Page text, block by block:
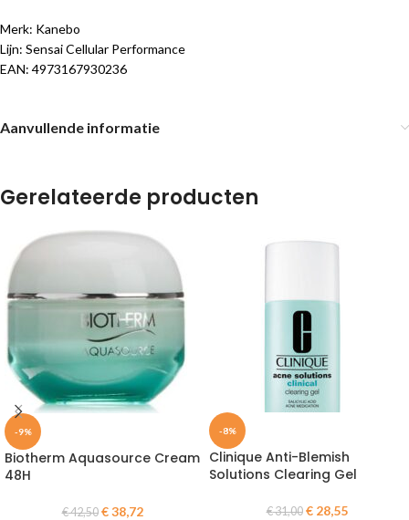
Merk: Kanebo
Lijn: Sensai Cellular Performance
EAN: 4973167930236
Aanvullende informatie
Gerelateerde producten
-9%
Biotherm Aquasource Cream
48H
€42,50 €38,72
-8%
Clinique Anti-Blemish
Solutions Clearing Gel
€31,00 €28,55